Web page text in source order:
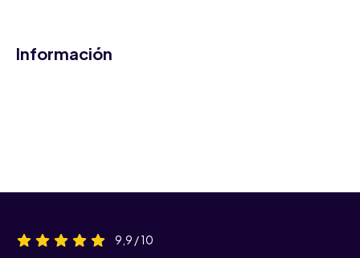
Información
9,9 / 10